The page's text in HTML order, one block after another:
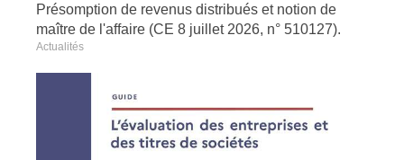
Présomption de revenus distribués et notion de
maître de l'affaire (CE 8 juillet 2026, n° 510127).
Actualités